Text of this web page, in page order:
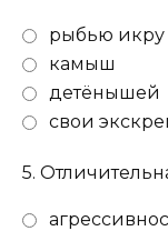
рыбью икру
камыш
детёнышей
свои
5.